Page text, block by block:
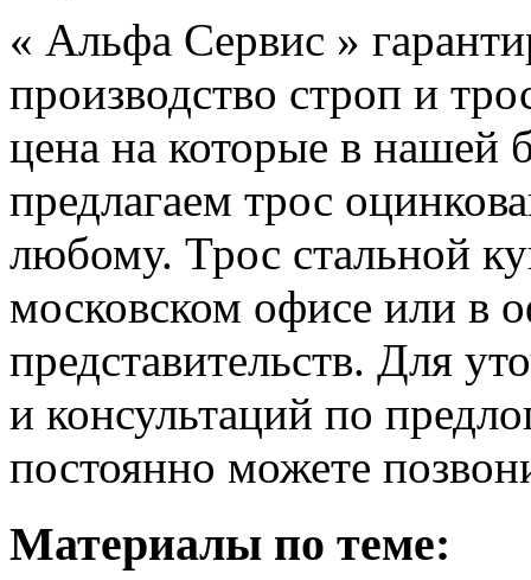
« Альфа Cервис »
производство строп и
цена на которые в нашей
предлагаем трос
любому. Трос стальной
московском офисе или в
представительств. Для
и консультаций по
постоянно можете
Материалы по теме: